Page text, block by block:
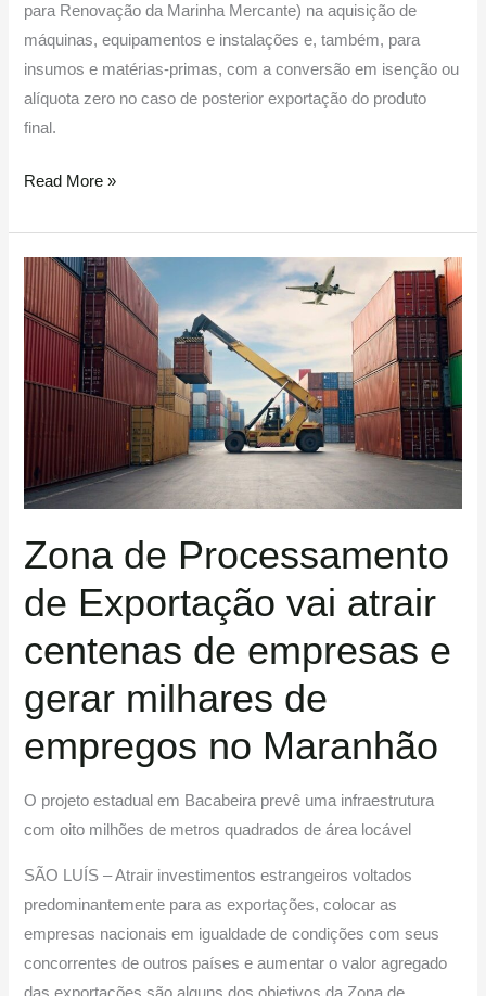
para Renovação da Marinha Mercante) na aquisição de
máquinas, equipamentos e instalações e, também, para
insumos e matérias-primas, com a conversão em isenção ou
alíquota zero no caso de posterior exportação do produto
final.
Read More »
Zona de Processamento
de Exportação vai atrair
centenas de empresas e
gerar milhares de
empregos no Maranhão
O projeto estadual em Bacabeira prevê uma infraestrutura
com oito milhões de metros quadrados de área locável
SÃO LUÍS – Atrair investimentos estrangeiros voltados
predominantemente para as exportações, colocar as
empresas nacionais em igualdade de condições com seus
concorrentes de outros países e aumentar o valor agregado
das exportações são alguns dos objetivos da Zona de
Zona
de
Processamento
Exportação
centenas
de
e
gerar
milhares
de
no
Maranhão